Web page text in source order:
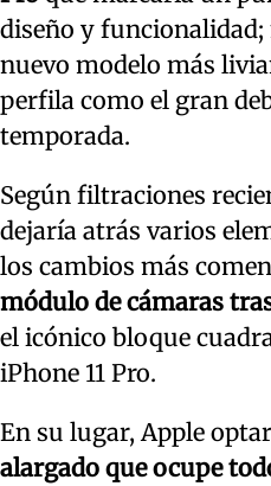
diseño y
nuevo modelo más
perfila como el gran
temporada.
Según filtraciones
dejaría atrás varios
los cambios más
módulo de cámaras
el icónico bloque
iPhone 11 Pro.
En su lugar, Apple
alargado que ocupe